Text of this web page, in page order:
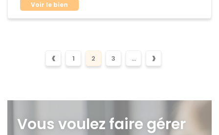
Voir le bien
‹ 1 2 3 ... ›
Vous voulez faire gérer